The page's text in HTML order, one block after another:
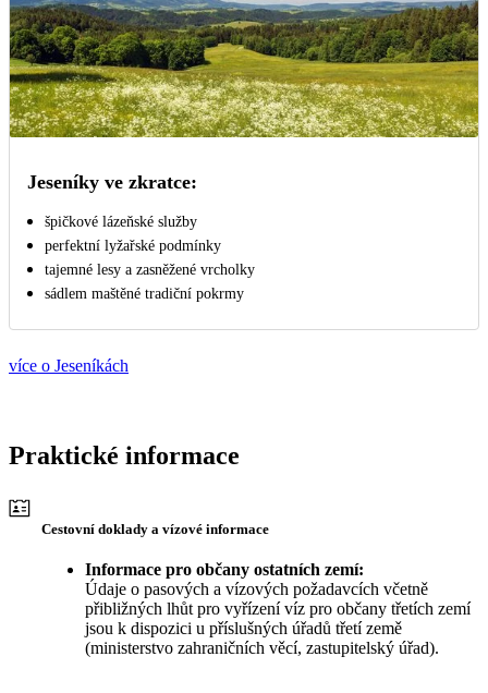
Jeseníky ve zkratce:
špičkové lázeňské služby
perfektní lyžařské podmínky
tajemné lesy a zasněžené vrcholky
sádlem maštěné tradiční pokrmy
více o Jeseníkách
Praktické informace
Cestovní doklady a vízové informace
Informace pro občany ostatních zemí:
Údaje o pasových a vízových požadavcích včetně
přibližných lhůt pro vyřízení víz pro občany třetích zemí
jsou k dispozici u příslušných úřadů třetí země
(ministerstvo zahraničních věcí, zastupitelský úřad).